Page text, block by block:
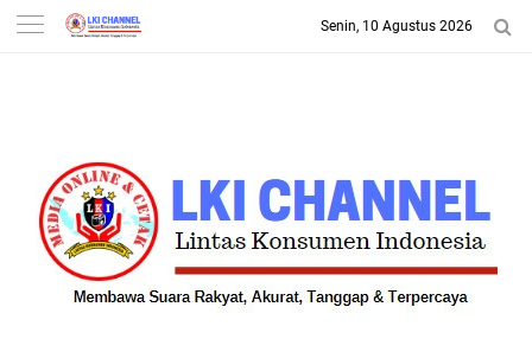
-->
Senin, 10 Agustus 2026